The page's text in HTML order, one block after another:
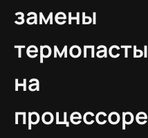
замены
термопасты
на
процессоре